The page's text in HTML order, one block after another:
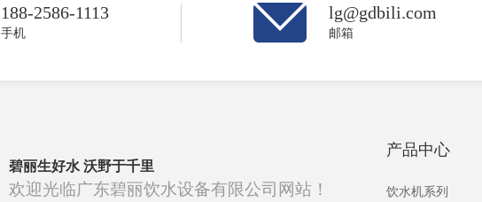
188-2586-1113
手机
lg@gdbili.com
邮箱
碧丽生好水 沃野于千里
欢迎光临广东碧丽饮水设备有限公司网站！
产品中心
饮水机系列